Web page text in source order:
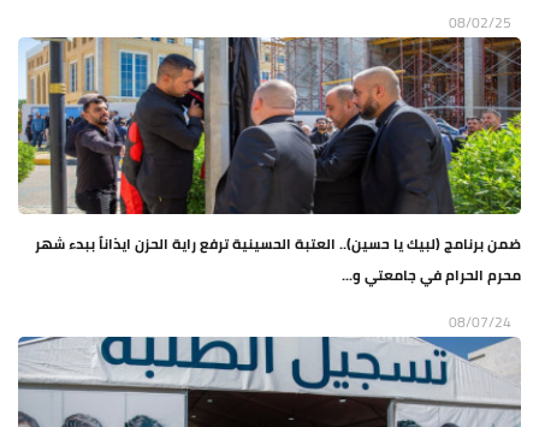
08/02/25
ضمن برنامج (لبيك يا حسين).. العتبة الحسينية ترفع راية الحزن ايذاناً ببدء شهر
محرم الحرام في جامعتي و...
08/07/24